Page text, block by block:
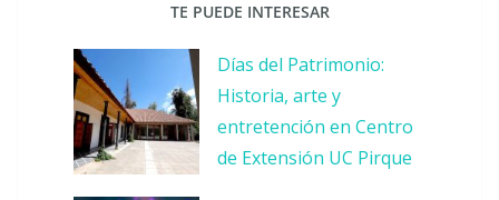
TE PUEDE INTERESAR
Días del Patrimonio:
Historia, arte y
entretención en Centro
de Extensión UC Pirque